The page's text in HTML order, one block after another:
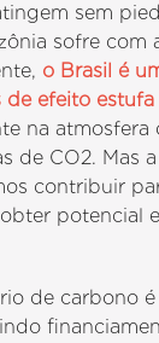
sem
sofre com
o Brasil é
de efeito estufa
na atmosfera
de CO2. Mas
contribuir
potencial
de carbono